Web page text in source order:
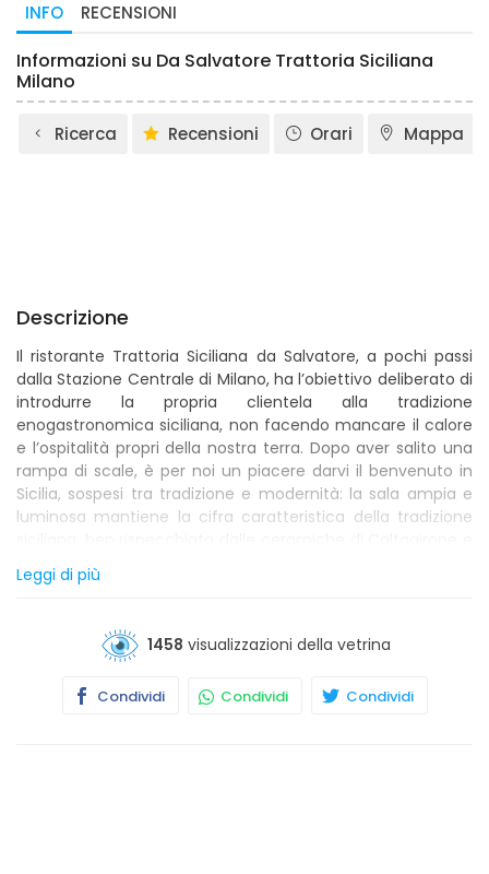
INFO RECENSIONI
Informazioni su Da Salvatore Trattoria Siciliana
Milano
Ricerca Recensioni Orari Mappa
Descrizione
Il ristorante Trattoria Siciliana da Salvatore, a pochi passi
dalla Stazione Centrale di Milano, ha l’obiettivo deliberato di
introdurre la propria clientela alla tradizione
enogastronomica siciliana, non facendo mancare il calore
e l’ospitalità propri della nostra terra. Dopo aver salito una
rampa di scale, è per noi un piacere darvi il benvenuto in
Sicilia, sospesi tra tradizione e modernità: la sala ampia e
luminosa mantiene la cifra caratteristica della tradizione
Santo Stefano di Camastra, dai pupi e dai carretti.
Lasciatevi condurre attraverso i sapori della terra siciliana,
“pasta ca’ muddica” e la “pasta alla Norma”, non
rinunciando al “ripieno del siciliano”, e concludendo con
accompagnare in questo “sentiero del gusto” da una
Leggi di più
1458 visualizzazioni della vetrina
Condividi Condividi Condividi